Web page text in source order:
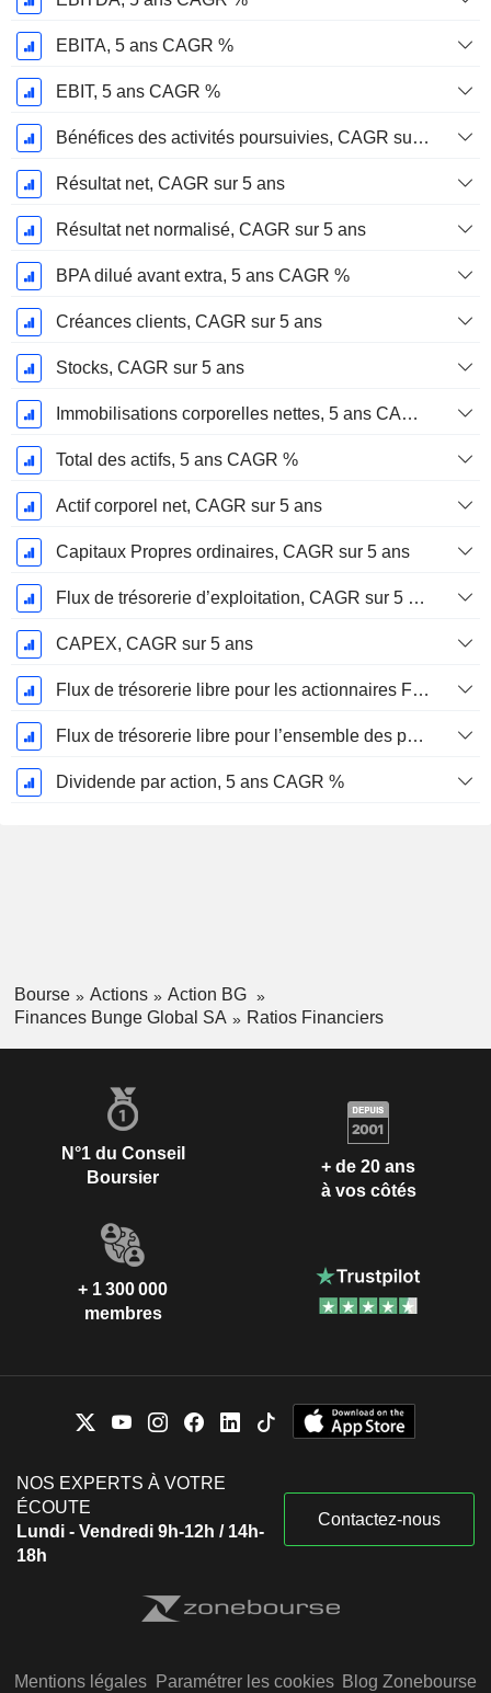
EBITA, 5 ans CAGR %
EBIT, 5 ans CAGR %
Bénéfices des activités poursuivies, CAGR sur 5 ans
Résultat net, CAGR sur 5 ans
Résultat net normalisé, CAGR sur 5 ans
BPA dilué avant extra, 5 ans CAGR %
Créances clients, CAGR sur 5 ans
Stocks, CAGR sur 5 ans
Immobilisations corporelles nettes, 5 ans CAGR %
Total des actifs, 5 ans CAGR %
Actif corporel net, CAGR sur 5 ans
Capitaux Propres ordinaires, CAGR sur 5 ans
Flux de trésorerie d’exploitation, CAGR sur 5 ans
CAPEX, CAGR sur 5 ans
Flux de trésorerie libre pour les actionnaires FCFE, CAGR sur 5 ans
Flux de trésorerie libre pour l’ensemble des pourvoyeurs de fonds (créanciers et actionnaires) FCFF, CAGR sur 5 ans
Dividende par action, 5 ans CAGR %
Bourse Actions
Action BG
Finances Bunge Global SA
Ratios Financiers
N°1 du Conseil
Boursier
+ de 20 ans
à vos côtés
+ 1 300 000
membres
NOS EXPERTS À VOTRE
ÉCOUTE
Lundi - Vendredi 9h-12h / 14h-
18h
Contactez-nous
Mentions légales Paramétrer les cookies Blog Zonebourse